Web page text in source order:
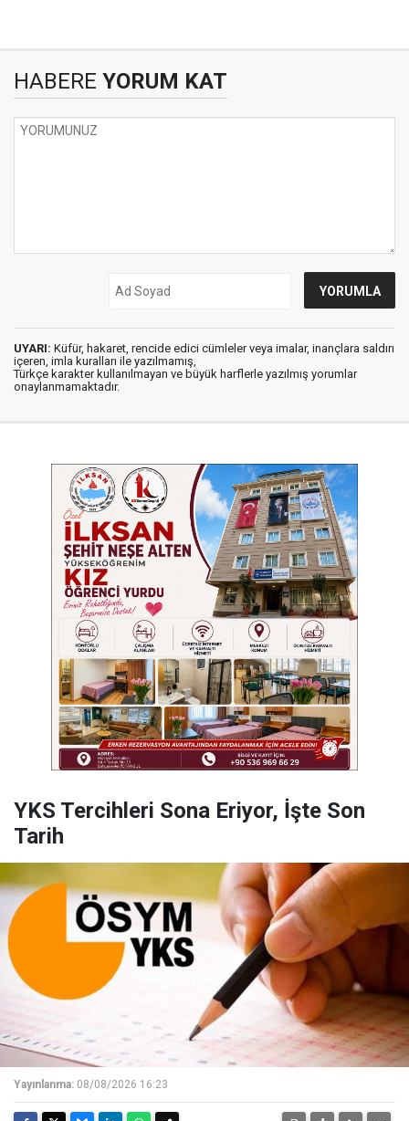
HABERE YORUM KAT
UYARI: Küfür, hakaret, rencide edici cümleler veya imalar, inançlara saldırı
içeren, imla kuralları ile yazılmamış,
Türkçe karakter kullanılmayan ve büyük harflerle yazılmış yorumlar
onaylanmamaktadır.
YKS Tercihleri Sona Eriyor, İşte Son
Tarih
Yayınlanma: 08/08/2026 16:23